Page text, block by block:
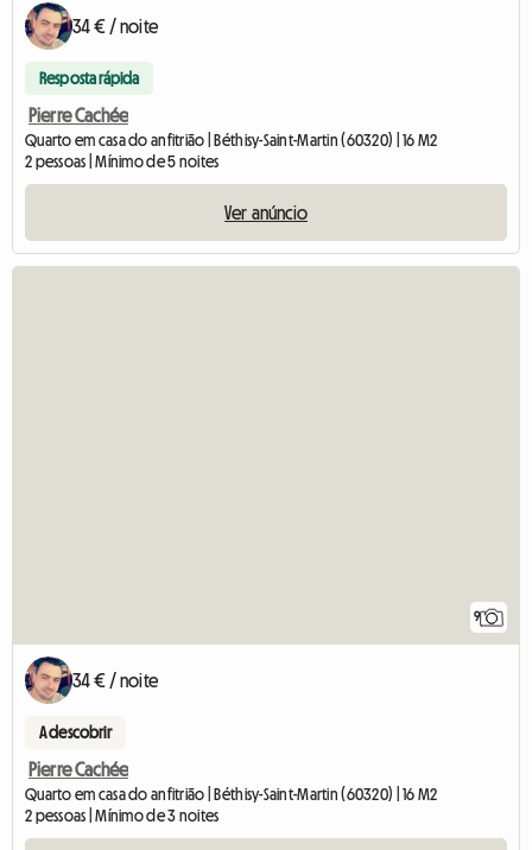
34 € / noite
Resposta rápida
Pierre Cachée
Quarto em casa do anfitrião | Béthisy-Saint-Martin (60320) | 16 M2
2 pessoas | Mínimo de 5 noites
Ver anúncio
9
34 € / noite
A descobrir
Pierre Cachée
Quarto em casa do anfitrião | Béthisy-Saint-Martin (60320) | 16 M2
2 pessoas | Mínimo de 3 noites